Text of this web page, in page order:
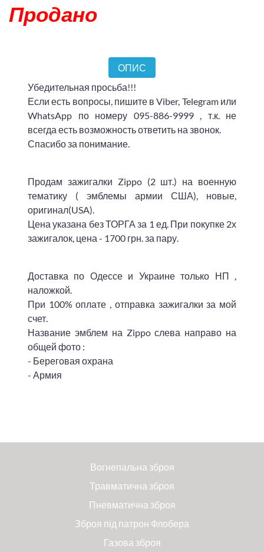
Продано
ОПИС
Убедительная просьба!!!
Если есть вопросы, пишите в Viber, Telegram или
WhatsApp по номеру 095-886-9999 , т.к. не
всегда есть возможность ответить на звонок.
Спасибо за понимание.
Продам зажигалки Zippo (2 шт.) на военную
тематику ( эмблемы армии США), новые,
оригинал(USA).
Цена указана без ТОРГА за 1 ед. При покупке 2х
зажигалок, цена - 1700 грн. за пару.
Доставка по Одессе и Украине только НП ,
наложкой.
При 100% оплате , отправка зажигалки за мой
счет.
Название эмблем на Zippo слева направо на
общей фото :
- Береговая охрана
- Армия
Вогнепальна зброя
Травматична зброя
Пневматична зброя
Зброя під патрон Флобера
Газова зброя